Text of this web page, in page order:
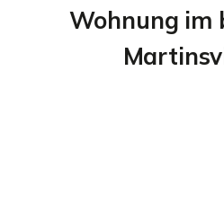
Wohnung im